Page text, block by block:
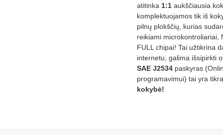
atitinka 1:1 aukščiausia
komplektuojamos tik iš
pilnų plokščių, kurias
reikiami microkontroliariai,
FULL chipai! Tai užtikrina
internetu, galima išsipirkti
SAE J2534 paskyras
programavimui) tai yra
kokybė!